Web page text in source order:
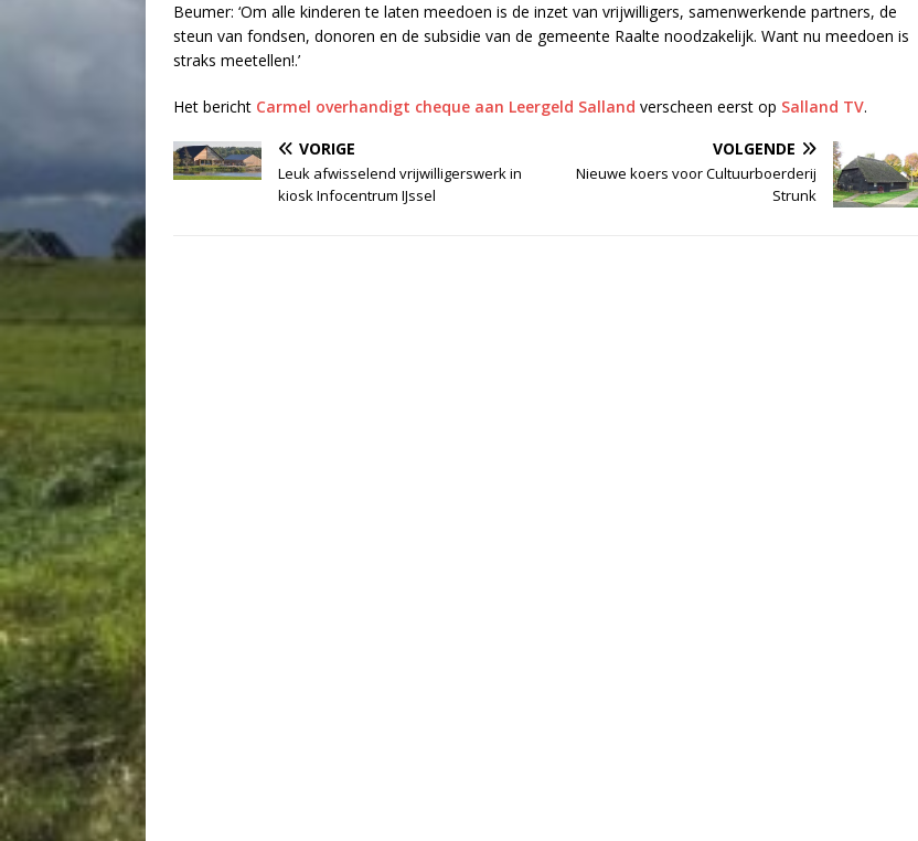
Beumer: ‘Om alle kinderen te laten meedoen is de inzet van vrijwilligers, samenwerkende partners, de
steun van fondsen, donoren en de subsidie van de gemeente Raalte noodzakelijk. Want nu meedoen is
straks meetellen!.’
Het bericht Carmel overhandigt cheque aan Leergeld Salland verscheen eerst op Salland TV.
VORIGE
Leuk afwisselend vrijwilligerswerk in
kiosk Infocentrum IJssel
VOLGENDE
Nieuwe koers voor Cultuurboerderij
Strunk